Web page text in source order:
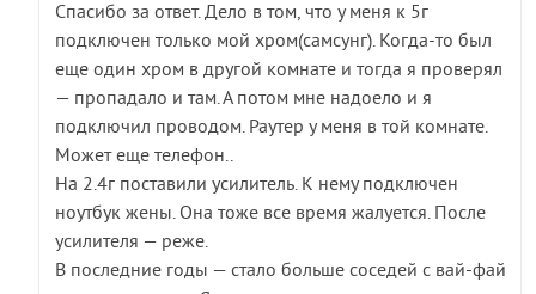
Спасибо за ответ. Дело в том, что у меня к 5г
подключен только мой хром(самсунг). Когда-то был
еще один хром в другой комнате и тогда я проверял
— пропадало и там. А потом мне надоело и я
подключил проводом. Раутер у меня в той комнате.
Может еще телефон..
На 2.4г поставили усилитель. К нему подключен
ноутбук жены. Она тоже все время жалуется. После
усилителя — реже.
В последние годы — стало больше соседей с вай-фай